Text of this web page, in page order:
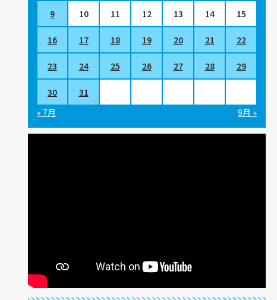
9 10 11 12 13 14 15
16 17 18 19 20 21 22
23 24 25 26 27 28 29
30
31
« 7月
9月 »